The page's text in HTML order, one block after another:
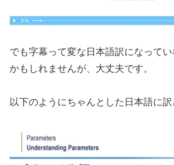
でも字幕って変な日本語訳になって
かもしれませんが、大丈夫です。
以下のようにちゃんとした日本語に訳